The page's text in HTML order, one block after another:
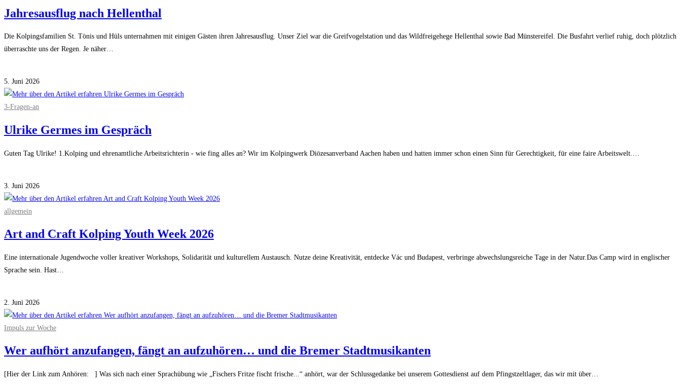
Jahresausflug nach Hellenthal
Die Kolpingsfamilien St. Tönis und Hüls unternahmen mit einigen Gästen ihren Jahresausflug. Unser Ziel war die Greifvogelstation und das Wildfreigehege Hellenthal sowie Bad Münstereifel. Die Busfahrt verlief ruhig, doch plötzlich
überraschte uns der Regen. Je näher…
5. Juni 2026
3-Fragen-an
Ulrike Germes im Gespräch
Guten Tag Ulrike! 1.Kolping und ehrenamtliche Arbeitsrichterin - wie fing alles an? Wir im Kolpingwerk Diözesanverband Aachen haben und hatten immer schon einen Sinn für Gerechtigkeit, für eine faire Arbeitswelt.…
3. Juni 2026
allgemein
Art and Craft Kolping Youth Week 2026
Eine internationale Jugendwoche voller kreativer Workshops, Solidarität und kulturellem Austausch. Nutze deine Kreativität, entdecke Vác und Budapest, verbringe abwechslungsreiche Tage in der Natur.Das Camp wird in englischer
Sprache sein. Hast…
2. Juni 2026
Impuls zur Woche
Wer aufhört anzufangen, fängt an aufzuhören… und die Bremer Stadtmusikanten
[Hier der Link zum Anhören: ] Was sich nach einer Sprachübung wie „Fischers Fritze fischt frische...“ anhört, war der Schlussgedanke bei unserem Gottesdienst auf dem Pfingstzeltlager, das wir mit über…